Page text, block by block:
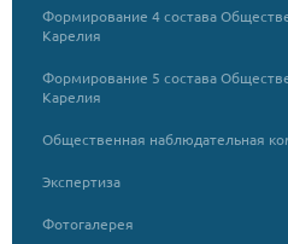
Формирование 4 состава
Карелия
Формирование 5 состава
Карелия
Общественная наблюдательная
Экспертиза
Фотогалерея